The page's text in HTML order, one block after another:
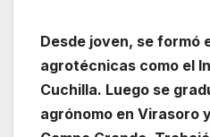
Desde joven, se formó
agrotécnicas como el
Cuchilla. Luego se
agrónomo en Virasoro